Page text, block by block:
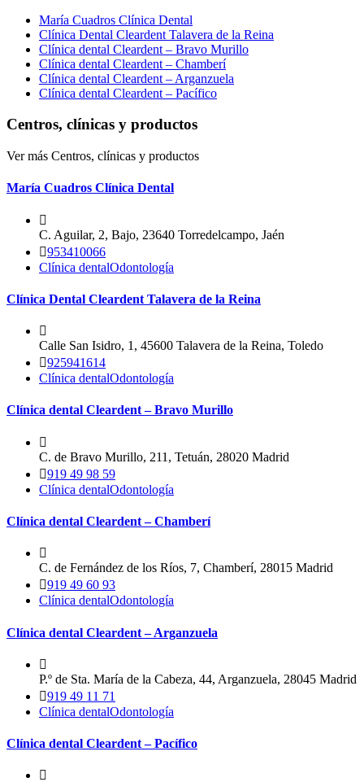
María Cuadros Clínica Dental
Clínica Dental Cleardent Talavera de la Reina
Clínica dental Cleardent – Bravo Murillo
Clínica dental Cleardent – Chamberí
Clínica dental Cleardent – Arganzuela
Clínica dental Cleardent – Pacífico
Centros, clínicas y productos
Ver más Centros, clínicas y productos
María Cuadros Clínica Dental
C. Aguilar, 2, Bajo, 23640 Torredelcampo, Jaén
953410066
Clínica dentalOdontología
Clínica Dental Cleardent Talavera de la Reina
Calle San Isidro, 1, 45600 Talavera de la Reina, Toledo
925941614
Clínica dentalOdontología
Clínica dental Cleardent – Bravo Murillo
C. de Bravo Murillo, 211, Tetuán, 28020 Madrid
919 49 98 59
Clínica dentalOdontología
Clínica dental Cleardent – Chamberí
C. de Fernández de los Ríos, 7, Chamberí, 28015 Madrid
919 49 60 93
Clínica dentalOdontología
Clínica dental Cleardent – Arganzuela
P.º de Sta. María de la Cabeza, 44, Arganzuela, 28045 Madrid
919 49 11 71
Clínica dentalOdontología
Clínica dental Cleardent – Pacífico